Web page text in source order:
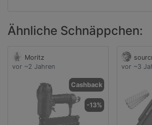
Ähnliche Schnäppchen:
Moritz
vor ~2 Jahren
Cashback
-13%
vor ~3